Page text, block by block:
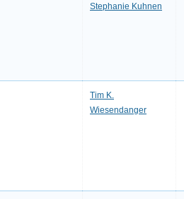
Stephanie Kuhnen
Tim K.
Wiesendanger